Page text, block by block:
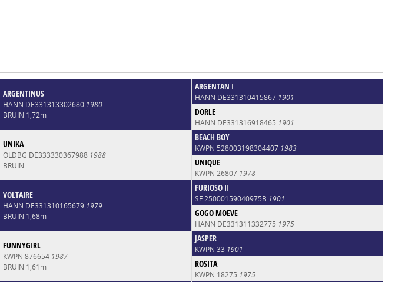
ARGENTINUS
HANN DE331313302680 1980
BRUIN 1,72m
ARGENTAN I
HANN DE331310415867 1901
DORLE
HANN DE331316918465 1901
UNIKA
OLDBG DE333330367988 1988
BRUIN
BEACH BOY
KWPN 528003198304407 1983
UNIQUE
KWPN 26807 1978
VOLTAIRE
HANN DE331310165679 1979
BRUIN 1,68m
FURIOSO II
SF 25000159040975B 1901
GOGO MOEVE
HANN DE331311332775 1975
FUNNYGIRL
KWPN 876654 1987
BRUIN 1,61m
JASPER
KWPN 33 1901
ROSITA
KWPN 18275 1975